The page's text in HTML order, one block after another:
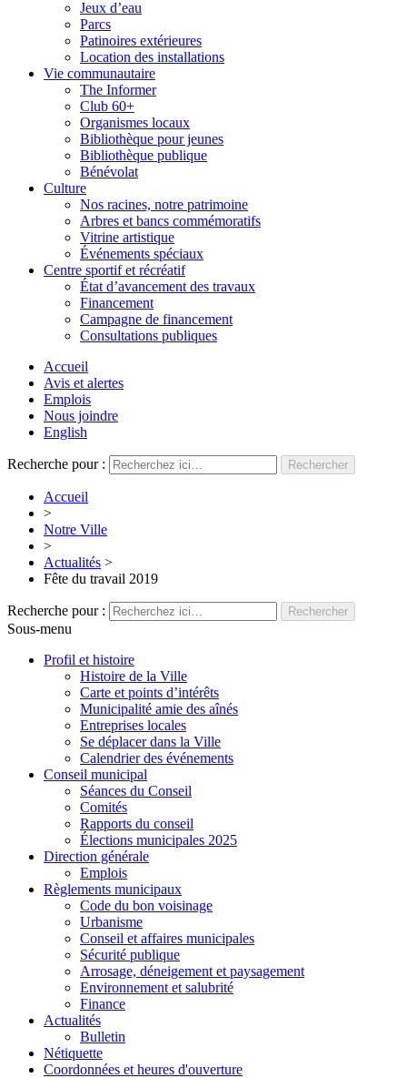
Jeux d’eau
Parcs
Patinoires extérieures
Location des installations
Vie communautaire
The Informer
Club 60+
Organismes locaux
Bibliothèque pour jeunes
Bibliothèque publique
Bénévolat
Culture
Nos racines, notre patrimoine
Arbres et bancs commémoratifs
Vitrine artistique
Événements spéciaux
Centre sportif et récréatif
État d’avancement des travaux
Financement
Campagne de financement
Consultations publiques
Accueil
Avis et alertes
Emplois
Nous joindre
English
Recherche pour :
Accueil
>
Notre Ville
>
Actualités >
Fête du travail 2019
Recherche pour :
Sous-menu
Profil et histoire
Histoire de la Ville
Carte et points d’intérêts
Municipalité amie des aînés
Entreprises locales
Se déplacer dans la Ville
Calendrier des événements
Conseil municipal
Séances du Conseil
Comités
Rapports du conseil
Élections municipales 2025
Direction générale
Emplois
Règlements municipaux
Code du bon voisinage
Urbanisme
Conseil et affaires municipales
Sécurité publique
Arrosage, déneigement et paysagement
Environnement et salubrité
Finance
Actualités
Bulletin
Nétiquette
Coordonnées et heures d'ouverture